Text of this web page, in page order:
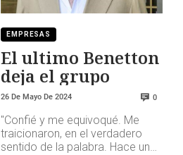
EMPRESAS
El ultimo Benetton
deja el grupo
26 De Mayo De 2024 0
"Confié y me equivoqué. Me
traicionaron, en el verdadero
sentido de la palabra. Hace unos